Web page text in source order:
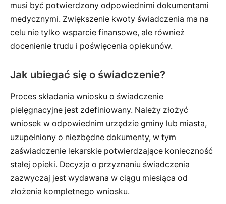
musi być potwierdzony odpowiednimi dokumentami
medycznymi. Zwiększenie kwoty świadczenia ma na
celu nie tylko wsparcie finansowe, ale również
docenienie trudu i poświęcenia opiekunów.
Jak ubiegać się o świadczenie?
Proces składania wniosku o świadczenie
pielęgnacyjne jest zdefiniowany. Należy złożyć
wniosek w odpowiednim urzędzie gminy lub miasta,
uzupełniony o niezbędne dokumenty, w tym
zaświadczenie lekarskie potwierdzające konieczność
stałej opieki. Decyzja o przyznaniu świadczenia
zazwyczaj jest wydawana w ciągu miesiąca od
złożenia kompletnego wniosku.